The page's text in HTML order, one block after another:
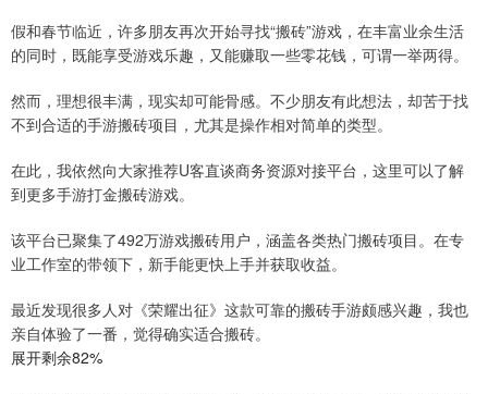
假和春节临近，许多朋友再次开始寻找“搬砖”游戏，在丰富业余生活
的同时，既能享受游戏乐趣，又能赚取一些零花钱，可谓一举两得。
然而，理想很丰满，现实却可能骨感。不少朋友有此想法，却苦于找
不到合适的手游搬砖项目，尤其是操作相对简单的类型。
在此，我依然向大家推荐U客直谈商务资源对接平台，这里可以了解
到更多手游打金搬砖游戏。
该平台已聚集了492万游戏搬砖用户，涵盖各类热门搬砖项目。在专
业工作室的带领下，新手能更快上手并获取收益。
最近发现很多人对《荣耀出征》这款可靠的搬砖手游颇感兴趣，我也
亲自体验了一番，觉得确实适合搬砖。
展开剩余82%